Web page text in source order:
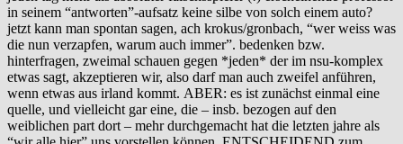
in seinem “antworten”-aufsatz keine silbe von solch einem auto?
jetzt kann man spontan sagen, ach krokus/gronbach, “wer weiss was
die nun verzapfen, warum auch immer”. bedenken bzw.
hinterfragen, zweimal schauen gegen *jeden* der im nsu-komplex
etwas sagt, akzeptieren wir, also darf man auch zweifel anführen,
wenn etwas aus irland kommt. ABER: es ist zunächst einmal eine
quelle, und vielleicht gar eine, die – insb. bezogen auf den
weiblichen part dort – mehr durchgemacht hat die letzten jahre als